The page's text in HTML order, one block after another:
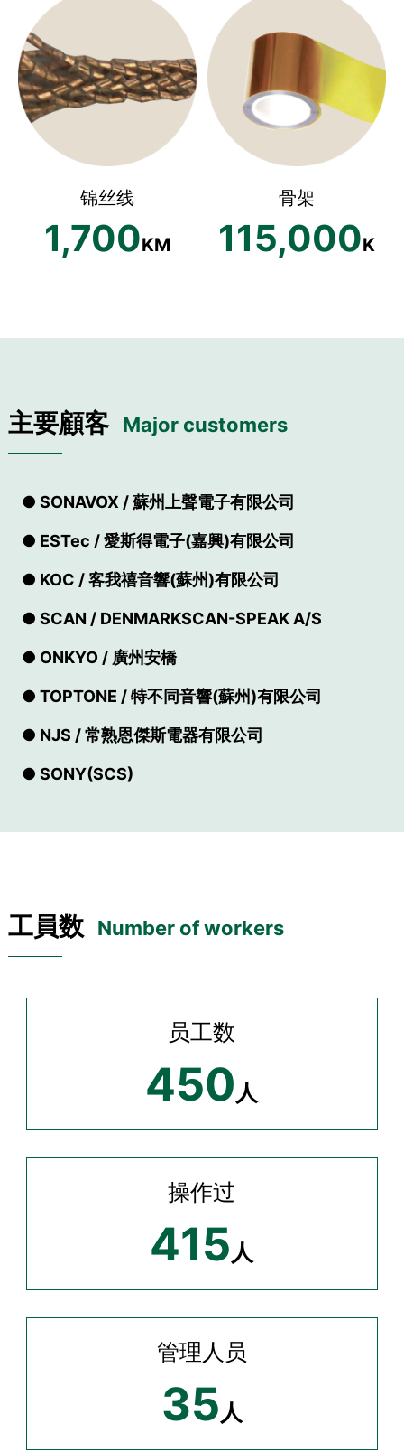
锦丝线
1,700KM
骨架
115,000K
主要顧客 Major customers
● SONAVOX / 蘇州上聲電子有限公司
● ESTec / 愛斯得電子(嘉興)有限公司
● KOC / 客我禧音響(蘇州)有限公司
● SCAN / DENMARKSCAN-SPEAK A/S
● ONKYO / 廣州安橋
● TOPTONE / 特不同音響(蘇州)有限公司
● NJS / 常熟恩傑斯電器有限公司
● SONY(SCS)
工員数 Number of workers
员工数
450人
操作过
415人
管理人员
35人